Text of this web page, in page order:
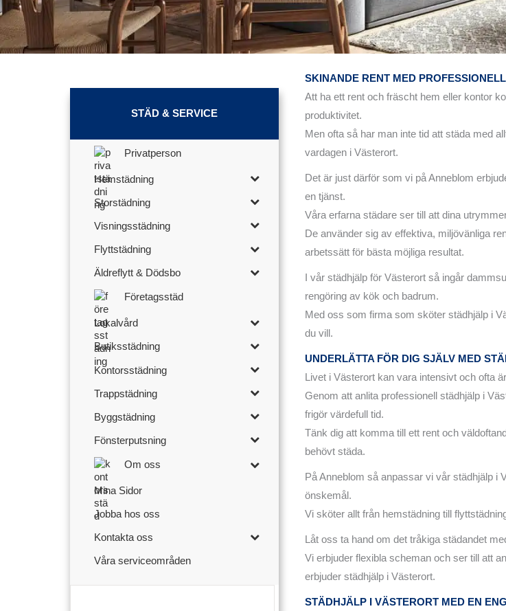
STÄD & SERVICE
Privatperson
Hemstädning
Storstädning
Visningsstädning
Flyttstädning
Äldreflytt & Dödsbo
Företagsstäd
Lokalvård
Butiksstädning
Kontorsstädning
Trappstädning
Byggstädning
Fönsterputsning
Om oss
Mina Sidor
Jobba hos oss
Kontakta oss
Våra serviceområden
SKINANDE RENT MED
Att ha ett rent och fräscht hem eller kontor
produktivitet.
Men ofta så har man inte tid att städa med
vardagen i Västerort.
Det är just därför som vi på Anneblom
en tjänst.
Våra erfarna städare ser till att dina
De använder sig av effektiva, miljövänliga
arbetssätt för bästa möjliga resultat.
I vår städhjälp för Västerort så ingår
rengöring av kök och badrum.
Med oss som firma som sköter städhjälp i
du vill.
UNDERLÄTTA FÖR DIG SJÄLV MED
Livet i Västerort kan vara intensivt och ofta
Genom att anlita professionell städhjälp i
frigör värdefull tid.
Tänk dig att komma till ett rent och
behövt städa.
På Anneblom så anpassar vi vår städhjälp i
önskemål.
Vi sköter allt från hemstädning till
Låt oss ta hand om det tråkiga städandet
Vi erbjuder flexibla scheman och ser till att
erbjuder städhjälp i Västerort.
STÄDHJÄLP I VÄSTERORT MED EN